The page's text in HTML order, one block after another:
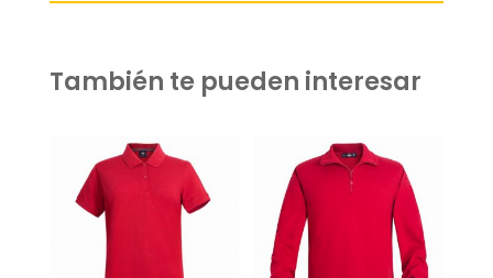
También te pueden interesar
Related products